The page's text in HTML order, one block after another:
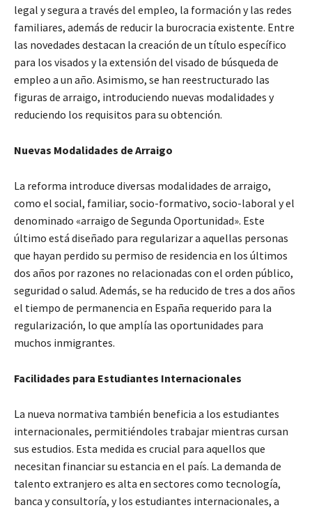
legal y segura a través del empleo, la formación y las redes
familiares, además de reducir la burocracia existente. Entre
las novedades destacan la creación de un título específico
para los visados y la extensión del visado de búsqueda de
empleo a un año. Asimismo, se han reestructurado las
figuras de arraigo, introduciendo nuevas modalidades y
reduciendo los requisitos para su obtención.
Nuevas Modalidades de Arraigo
La reforma introduce diversas modalidades de arraigo,
como el social, familiar, socio-formativo, socio-laboral y el
denominado «arraigo de Segunda Oportunidad». Este
último está diseñado para regularizar a aquellas personas
que hayan perdido su permiso de residencia en los últimos
dos años por razones no relacionadas con el orden público,
seguridad o salud. Además, se ha reducido de tres a dos años
el tiempo de permanencia en España requerido para la
regularización, lo que amplía las oportunidades para
muchos inmigrantes.
Facilidades para Estudiantes Internacionales
La nueva normativa también beneficia a los estudiantes
internacionales, permitiéndoles trabajar mientras cursan
sus estudios. Esta medida es crucial para aquellos que
necesitan financiar su estancia en el país. La demanda de
talento extranjero es alta en sectores como tecnología,
banca y consultoría, y los estudiantes internacionales, a